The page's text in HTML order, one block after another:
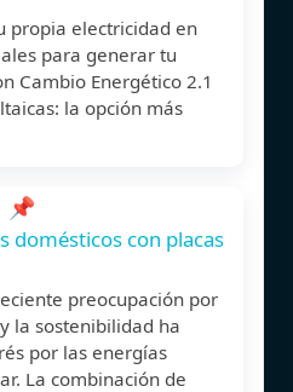
propia electricidad en
para generar tu
Cambio Energético 2.1
la opción más
📌
domésticos con placas
preocupación por
la sostenibilidad ha
por las energías
La combinación de